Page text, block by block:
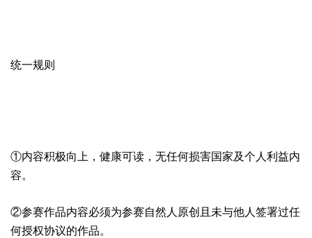
统一规则
①内容积极向上，健康可读，无任何损害国家及个人利益内
容。
②参赛作品内容必须为参赛自然人原创且未与他人签署过任
何授权协议的作品。